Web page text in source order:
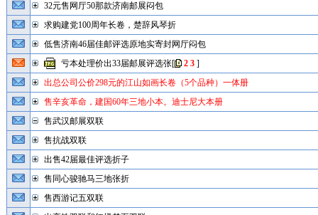
32元售网厅50那款济南邮展闷包
求购建党100周年长卷，楚辞风琴折
低售济南46届佳邮评选原地实寄封网厅闷包
亏本处理价出33届邮展评选张[ 2 3]
出总公司公价298元的江山如画长卷（5个品种）一体册
售辛亥革命，建国60年三地小本。迪士尼大本册
售武汉邮展双联
售抗战双联
出售42届最佳评选折子
售同心骏驰马三地张折
售西游记五双联